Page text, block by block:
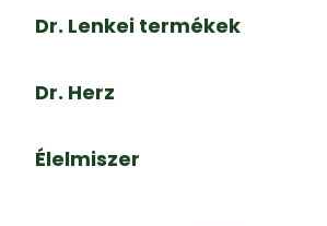
Dr. Lenkei termékek
Dr. Herz
Élelmiszer